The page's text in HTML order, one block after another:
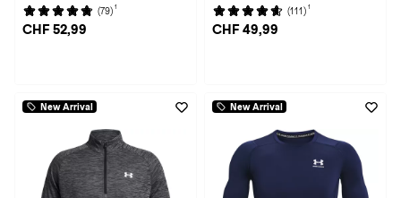
(79) 1
CHF 52,99
(111) 1
CHF 49,99
New Arrival New Arrival